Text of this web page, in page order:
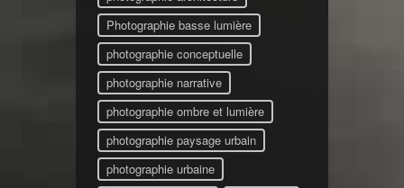
Photographie basse lumière
photographie conceptuelle
photographie narrative
photographie ombre et lumière
photographie paysage urbain
photographie urbaine